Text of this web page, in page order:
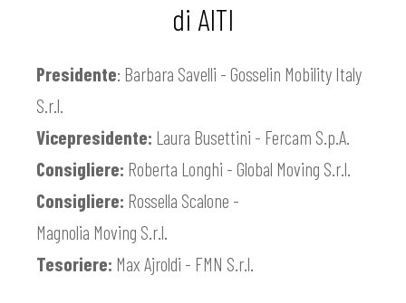
di AITI
Presidente: Barbara Savelli - Gosselin Mobility Italy
S.r.l.
Vicepresidente: Laura Busettini - Fercam S.p.A.
Consigliere: Roberta Longhi - Global Moving S.r.l.
Consigliere: Rossella Scalone -
Magnolia Moving S.r.l.
Tesoriere: Max Ajroldi - FMN S.r.l.